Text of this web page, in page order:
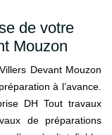
de votre
Mouzon
Devant Mouzon
à l’avance.
DH Tout travaux
de préparations